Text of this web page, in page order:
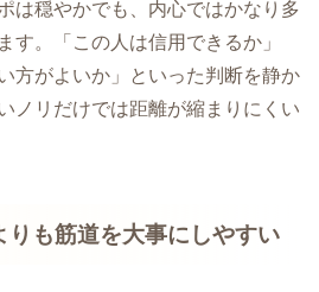
は穏やかでも、内心ではかなり多
す。「この人は信用できるか」
方がよいか」といった判断を静か
ノリだけでは距離が縮まりにくい
りも筋道を大事にしやすい